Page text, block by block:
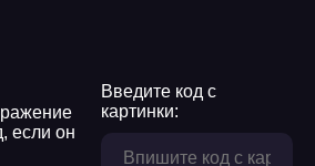
Введите код с
картинки: